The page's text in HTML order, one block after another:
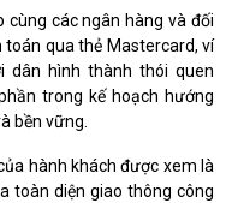
cùng các ngân hàng và đối
qua thẻ Mastercard, ví
dân hình thành thói quen
trong kế hoạch hướng
bền vững.
hành khách được xem là
toàn diện giao thông công